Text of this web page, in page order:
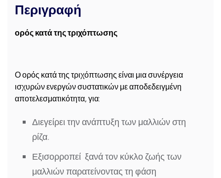
Περιγραφή
ορός κατά της τριχόπτωσης
Ο ορός κατά της τριχόπτωσης είναι μια συνέργεια
ισχυρών ενεργών συστατικών με αποδεδειγμένη
αποτελεσματικότητα, για:
Διεγείρει την ανάπτυξη των μαλλιών στη
ρίζα.
Εξισορροπεί ξανά τον κύκλο ζωής των
μαλλιών παρατείνοντας τη φάση